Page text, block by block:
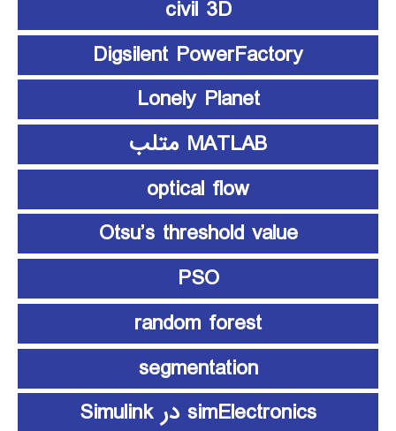
civil 3D
Digsilent PowerFactory
Lonely Planet
MATLAB متلب
optical flow
Otsu’s threshold value
PSO
random forest
segmentation
simElectronics در Simulink